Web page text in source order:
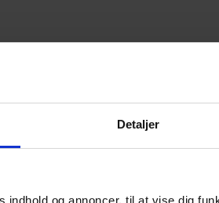
Detaljer
indhold og annoncer, til at vise dig